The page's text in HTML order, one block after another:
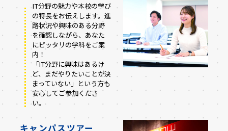
IT分野の魅力や本校の学び
の特長をお伝えします。進
路状況や興味のある分野
を確認しながら、あなた
にピッタリの学科をご案
内！
「IT分野に興味はあるけ
ど、まだやりたいことが決
まっていない」という方も
安心してご参加くださ
い。
キャンパスツアー